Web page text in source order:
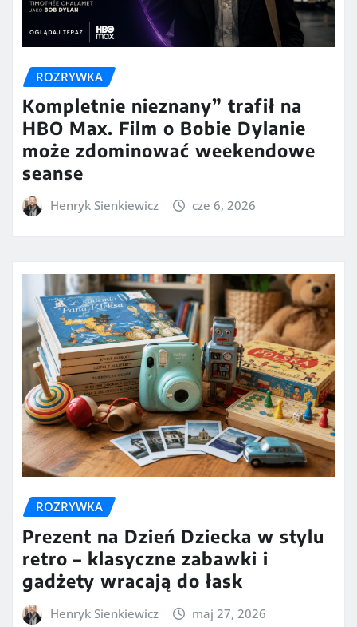
ROZRYWKA
Kompletnie nieznany” trafił na
HBO Max. Film o Bobie Dylanie
może zdominować weekendowe
seanse
Henryk Sienkiewicz cze 6, 2026
ROZRYWKA
Prezent na Dzień Dziecka w stylu
retro – klasyczne zabawki i
gadżety wracają do łask
Henryk Sienkiewicz maj 27, 2026